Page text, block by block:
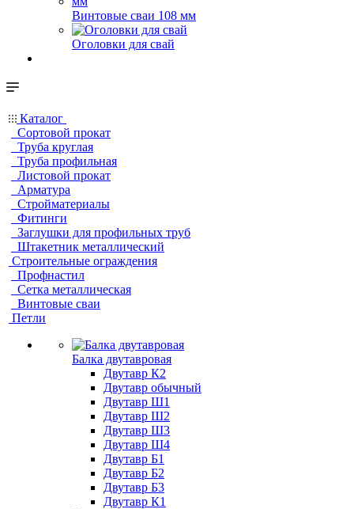
Винтовые сваи 108 мм
Оголовки для свай
Каталог
Сортовой прокат
Труба круглая
Труба профильная
Листовой прокат
Арматура
Стройматериалы
Фитинги
Заглушки для профильных труб
Штакетник металлический
Строительные ограждения
Профнастил
Сетка металлическая
Винтовые сваи
Петли
Балка двутавровая
Двутавр К2
Двутавр обычный
Двутавр Ш1
Двутавр Ш2
Двутавр Ш3
Двутавр Ш4
Двутавр Б1
Двутавр Б2
Двутавр Б3
Двутавр К1